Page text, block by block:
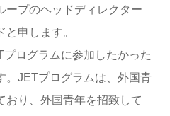
ープのヘッドディレクター
申します。
ログラムに参加したかった
。JETプログラムは、外国青
おり、外国青年を招致して